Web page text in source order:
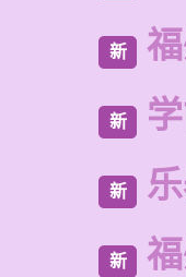
新
新
新
新